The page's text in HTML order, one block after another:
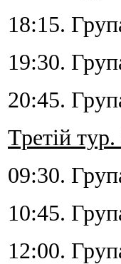
18:15.
19:30.
20:45.
Третій
09:30.
10:45.
12:00.